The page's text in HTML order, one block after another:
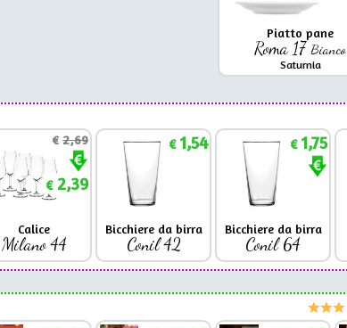
Piatto pane
Roma 17 Bianco
Saturnia
€2,69
€2,39
Calice
Milano 44
€1,54
Bicchiere da birra
Conil 42
€1,75
Bicchiere da birra
Conil 64